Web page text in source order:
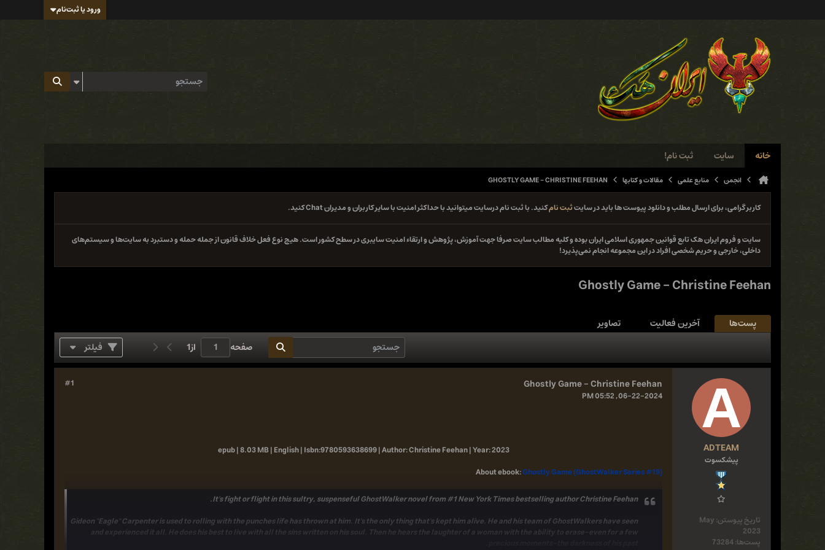
ورود یا ثبت‌نام
خانه سایت ثبت نام!
انجمن منابع علمی مقالات و کتابها GHOSTLY GAME - CHRISTINE FEEHAN
کاربر گرامی، برای ارسال مطلب و دانلود پیوست ها باید در سایتثبت نامکنید. با ثبت نام درسایت میتوانید با حداکثر امنیت با سایر کاربران و مدیران Chat کنید.
سایت و فروم ایران هک تابع قوانین جمهوری اسلامی ایران بوده و کلیه مطالب سایت صرفا جهت آموزش، پژوهش و ارتقاء امنیت سایبری در سطح کشور است. هیچ نوع فعل خلاف قانون از جمله حمله و دستبرد به سایت‌ها و سیستم‌های
داخلی، خارجی و حریم شخصی افراد در این مجموعه انجام نمی‌پذیرد!
Ghostly Game - Christine Feehan
پست‌ها آخرین فعالیت
تصاویر
صفحه
از1 فیلتر
ADTEAM
پیشکسوت
تاریخ پیوستن:May
2023
پست‌ها:73284
#1 Ghostly Game - Christine Feehan
06-22-2024, 05:52 PM
epub | 8.03 MB | English |Isbn:9780593638699 |Author:Christine Feehan |Year:2023
About ebook:Ghostly Game (GhostWalker Series #19)
It's fight or flight in this sultry, suspenseful GhostWalker novel from #1New York Timesbestselling author Christine Feehan.
Gideon "Eagle" Carpenter is used to rolling with the punches life has thrown at him. It's the only thing that's kept him alive. He and his team of GhostWalkers have seen
and experienced it all. He does his best to live with all the sins written on his soul. Then he hears the laughter of a woman with the ability to erase-even for a few